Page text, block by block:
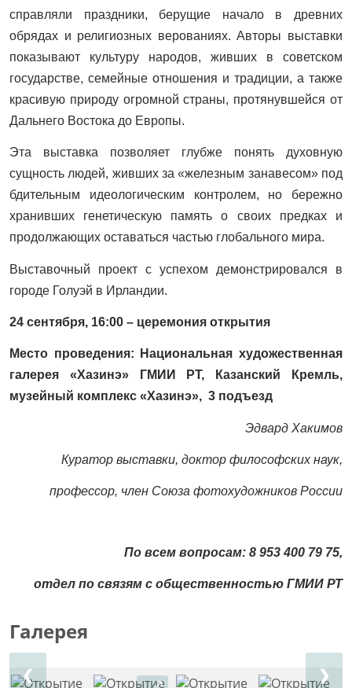
справляли праздники, берущие начало в древних
обрядах и религиозных верованиях. Авторы выставки
показывают культуру народов, живших в советском
государстве, семейные отношения и традиции, а также
красивую природу огромной страны, протянувшейся от
Дальнего Востока до Европы.
Эта выставка позволяет глубже понять духовную
сущность людей, живших за «железным занавесом» под
бдительным идеологическим контролем, но бережно
хранивших генетическую память о своих предках и
продолжающих оставаться частью глобального мира.
Выставочный проект с успехом демонстрировался в
городе Голуэй в Ирландии.
24 сентября, 16:00 – церемония открытия
Место проведения: Национальная художественная
галерея «Хазинэ» ГМИИ РТ, Казанский Кремль,
музейный комплекс «Хазинэ», 3 подъезд
Эдвард Хакимов
Куратор выставки, доктор философских наук,
профессор, член Союза фотохудожников России
По всем вопросам: 8 953 400 79 75,
отдел по связям с общественностью ГМИИ РТ
Галерея
❮ ❯